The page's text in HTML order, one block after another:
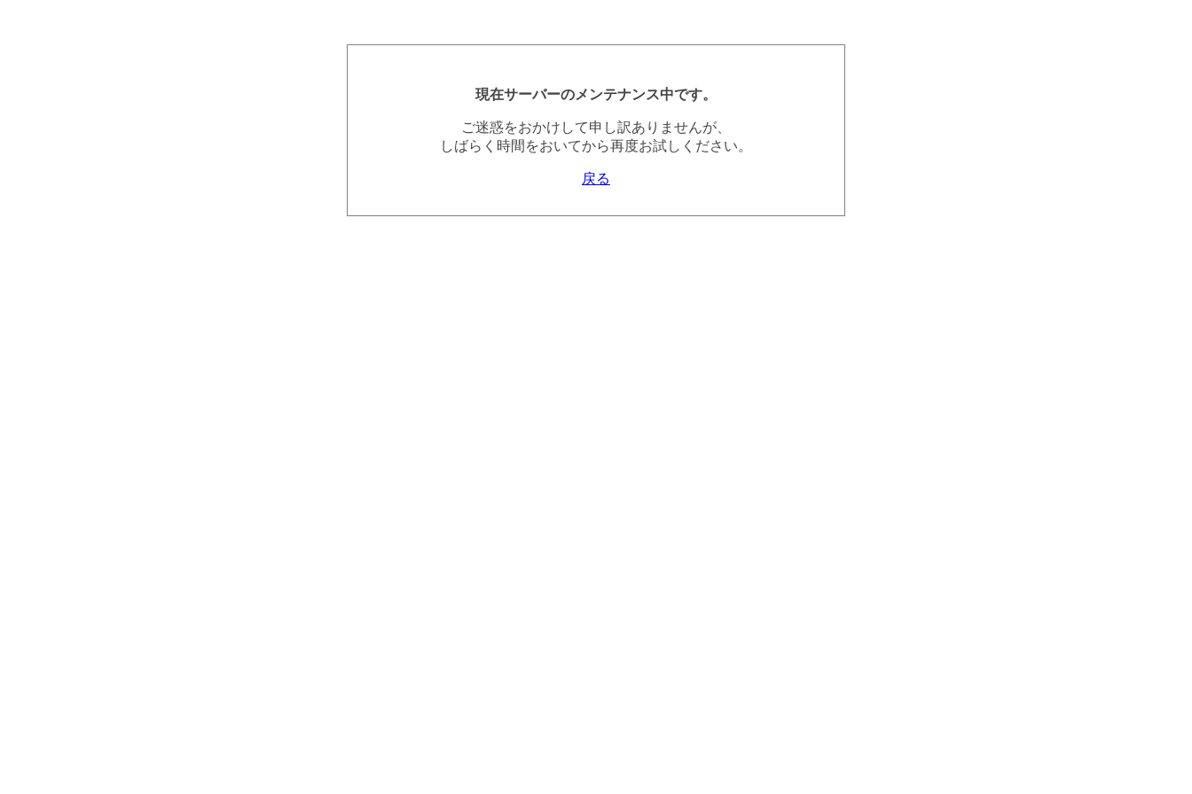
現在サーバーのメンテナンス中です。
ご迷惑をおかけして申し訳ありませんが、
しばらく時間をおいてから再度お試しください。
戻る